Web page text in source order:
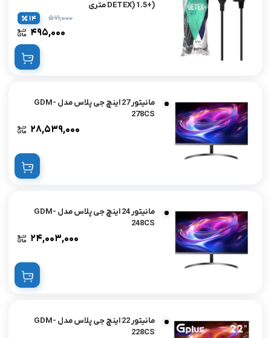
(+DETEX) 1.5 متری
۵۷۱,۰۰۰
۴۹۵,۰۰۰
14
مانیتور 27 اینچ جی پلاس مدل GDM-
278CS
۲۸,۵۳۹,۰۰۰
مانیتور 24 اینچ جی پلاس مدل GDM-
248CS
۲۴,۰۰۳,۰۰۰
مانیتور 22 اینچ جی پلاس مدل GDM-
228CS